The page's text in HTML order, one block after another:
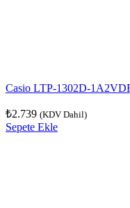
Casio LTP-1302D-
₺2.739 (KDV Dahil)
Sepete Ekle